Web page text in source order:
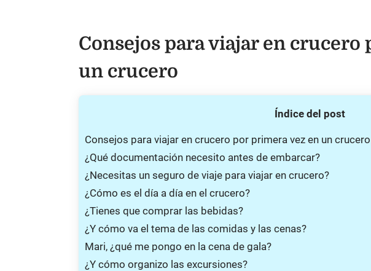
Consejos para viajar en crucero
un crucero
Índice del post
Consejos para viajar en crucero por primera vez en un crucero
¿Qué documentación necesito antes de embarcar?
¿Necesitas un seguro de viaje para viajar en crucero?
¿Cómo es el día a día en el crucero?
¿Tienes que comprar las bebidas?
¿Y cómo va el tema de las comidas y las cenas?
Mari, ¿qué me pongo en la cena de gala?
¿Y cómo organizo las excursiones?